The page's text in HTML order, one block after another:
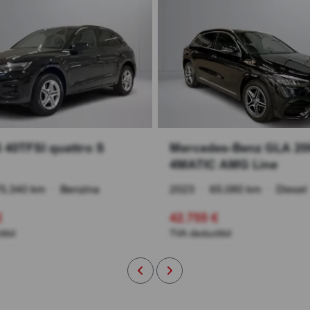
40TFSI quattro S
km Benzina
Mercedes-Benz GLA
4MATIC AMG Line
2023 65.080 km Diesel
42.755 €
TVA deductibil